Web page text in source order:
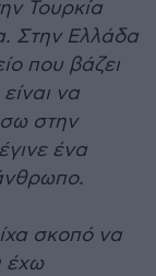
Τουρκία
Στην Ελλάδα
που βάζει
να
στην
ένα
σκοπό να
έχω